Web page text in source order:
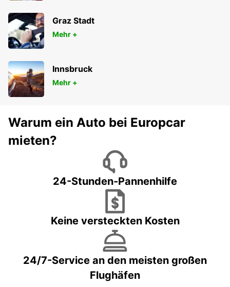
Graz Stadt
Mehr +
Innsbruck
Mehr +
Warum ein Auto bei Europcar
mieten?
24-Stunden-Pannenhilfe
Keine versteckten Kosten
24/7-Service an den meisten großen
Flughäfen